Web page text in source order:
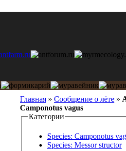
Главная » Сообщение о лёте »
Camponotus vagus
Категории
Species: Camponotus
Species: Messor structor